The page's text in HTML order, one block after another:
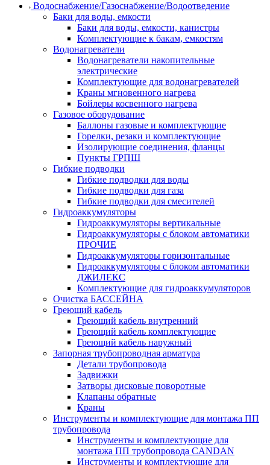
Водоснабжение/Газоснабжение/Водоотведение
Баки для воды, емкости
Баки для воды, емкости, канистры
Комплектующие к бакам, емкостям
Водонагреватели
Водонагреватели накопительные
электрические
Комплектующие для водонагревателей
Краны мгновенного нагрева
Бойлеры косвенного нагрева
Газовое оборудование
Баллоны газовые и комплектующие
Горелки, резаки и комплектующие
Изолирующие соединения, фланцы
Пункты ГРПШ
Гибкие подводки
Гибкие подводки для воды
Гибкие подводки для газа
Гибкие подводки для смесителей
Гидроаккумуляторы
Гидроаккумуляторы вертикальные
Гидроаккумуляторы с блоком автоматики
ПРОЧИЕ
Гидроаккумуляторы горизонтальные
Гидроаккумуляторы с блоком автоматики
ДЖИЛЕКС
Комплектующие для гидроаккумуляторов
Очистка БАССЕЙНА
Греющий кабель
Греющий кабель внутренний
Греющий кабель комплектующие
Греющий кабель наружный
Запорная трубопроводная арматура
Детали трубопровода
Задвижки
Затворы дисковые поворотные
Клапаны обратные
Краны
Инструменты и комплектующие для монтажа ПП
трубопровода
Инструменты и комплектующие для
монтажа ПП трубопровода CANDAN
Инструменты и комплектующие для